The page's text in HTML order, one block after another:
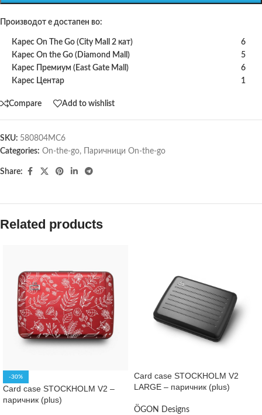
Производот е достапен во:
Карес On The Go (City Mall 2 кат)
6
Карес On the Go (Diamond Mall)
5
Карес Премиум (East Gate Mall)
6
Карес Центар
1
Compare Add to wishlist
SKU: 580804MC6
Categories: On-the-go, Паричници On-the-go
Share:
Related products
-30%
Card case STOCKHOLM V2 –
паричник (plus)
Card case STOCKHOLM V2
LARGE – паричник (plus)
ÖGON Designs